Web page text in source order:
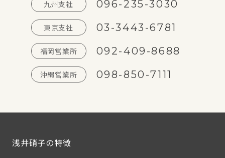
九州支社 096-235-3030
東京支社 03-3443-6781
福岡営業所 092-409-8688
沖縄営業所 098-850-7111
浅井硝子の特徴